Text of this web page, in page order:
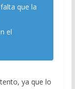
que la
el
ya que lo